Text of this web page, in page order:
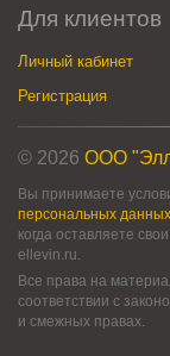
Для клиентов
Личный кабинет
Регистрация
© 2026 ООО
Вы принимаете
персональных данных
когда оставляете
ellevin.ru.
Все права на
соответствии с
и смежных правах.